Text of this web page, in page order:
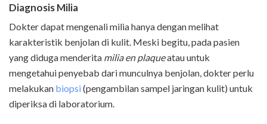
Diagnosis Milia
Dokter dapat mengenali milia hanya dengan melihat
karakteristik benjolan di kulit. Meski begitu, pada pasien
yang diduga menderita milia en plaqueatau untuk
mengetahui penyebab dari munculnya benjolan, dokter perlu
melakukan biopsi(pengambilan sampel jaringan kulit) untuk
diperiksa di laboratorium.